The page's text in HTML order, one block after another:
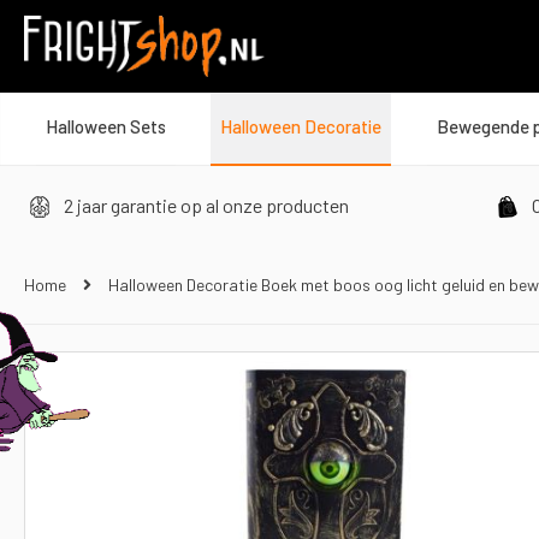
Halloween Sets Halloween Decoratie Bewegende
2 jaar garantie op al onze producten
Home Halloween Decoratie Boek met boos oog licht geluid en
Ga
naar
het